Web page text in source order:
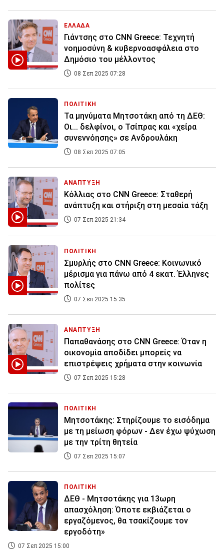
ΕΛΛΑΔΑ
Γιάντσης στο CNN Greece: Τεχνητή
νοημοσύνη & κυβερνοασφάλεια στο
Δημόσιο του μέλλοντος
08 Σεπ 2025 07:28
ΠΟΛΙΤΙΚΗ
Τα μηνύματα Μητσοτάκη από τη ΔΕΘ:
Οι... δελφίνοι, ο Τσίπρας και «χείρα
συνεννόησης» σε Ανδρουλάκη
08 Σεπ 2025 07:05
ΑΝΑΠΤΥΞΗ
Κόλλιας στο CNN Greece: Σταθερή
ανάπτυξη και στήριξη στη μεσαία τάξη
07 Σεπ 2025 21:34
ΠΟΛΙΤΙΚΗ
Σμυρλής στο CNN Greece: Κοινωνικό
μέρισμα για πάνω από 4 εκατ. Έλληνες
πολίτες
07 Σεπ 2025 15:35
ΑΝΑΠΤΥΞΗ
Παπαθανάσης στο CNN Greece: Όταν η
οικονομία αποδίδει μπορείς να
επιστρέψεις χρήματα στην κοινωνία
07 Σεπ 2025 15:28
ΠΟΛΙΤΙΚΗ
Μητσοτάκης: Στηρίζουμε το εισόδημα
με τη μείωση φόρων - Δεν έχω ψύχωση
με την τρίτη θητεία
07 Σεπ 2025 15:07
ΠΟΛΙΤΙΚΗ
ΔΕΘ - Μητσοτάκης για 13ωρη
απασχόληση: Όποτε εκβιάζεται ο
εργαζόμενος, θα τσακίζουμε τον
εργοδότη»
07 Σεπ 2025 15:00